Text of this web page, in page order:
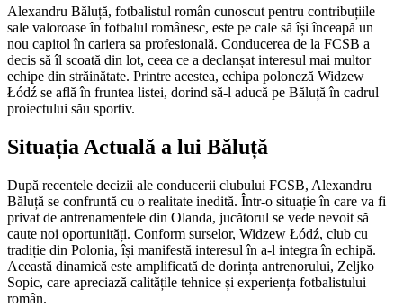
Alexandru Băluță, fotbalistul român cunoscut pentru contribuțiile
sale valoroase în fotbalul românesc, este pe cale să își înceapă un
nou capitol în cariera sa profesională. Conducerea de la FCSB a
decis să îl scoată din lot, ceea ce a declanșat interesul mai multor
echipe din străinătate. Printre acestea, echipa poloneză Widzew
Łódź se află în fruntea listei, dorind să-l aducă pe Băluță în cadrul
proiectului său sportiv.
Situația Actuală a lui Băluță
După recentele decizii ale conducerii clubului FCSB, Alexandru
Băluță se confruntă cu o realitate inedită. Într-o situație în care va fi
privat de antrenamentele din Olanda, jucătorul se vede nevoit să
caute noi oportunități. Conform surselor, Widzew Łódź, club cu
tradiție din Polonia, își manifestă interesul în a-l integra în echipă.
Această dinamică este amplificată de dorința antrenorului, Zeljko
Sopic, care apreciază calitățile tehnice și experiența fotbalistului
român.